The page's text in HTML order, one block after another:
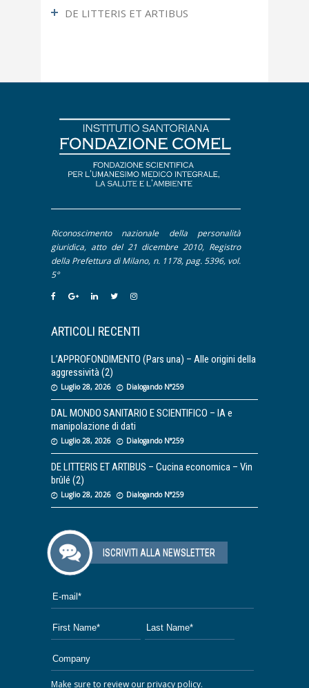
Ultimo Numero
Approfondimento
Dal Mondo Sanitario
De Litteris et Artibus
Editoriale
Pillole
DE LITTERIS ET ARTIBUS
Pittura
Riconoscimento nazionale della personalità
giuridica, atto del 21 dicembre 2010, Registro
della Prefettura di Milano, n. 1178, pag. 5396, vol.
5°
ARTICOLI RECENTI
L’APPROFONDIMENTO (Pars una) – Alle origini della
aggressività (2)
Luglio 28, 2026 Dialogando N°259
DAL MONDO SANITARIO E SCIENTIFICO – IA e
manipolazione di dati
Luglio 28, 2026 Dialogando N°259
DE LITTERIS ET ARTIBUS – Cucina economica – Vin
brûlé (2)
Luglio 28, 2026 Dialogando N°259
ISCRIVITI ALLA NEWSLETTER
Make sure to review ourprivacy policy.